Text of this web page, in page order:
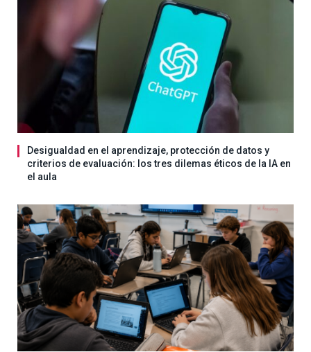
Desigualdad en el aprendizaje, protección de datos y
criterios de evaluación: los tres dilemas éticos de la IA en
el aula